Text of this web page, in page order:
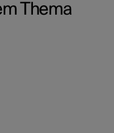
Thema